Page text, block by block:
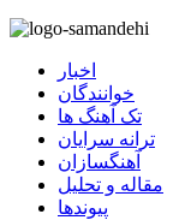
اخبار
خوانندگان
تک آهنگ ها
ترانه سرایان
آهنگسازان
مقاله و تحلیل
پیوندها